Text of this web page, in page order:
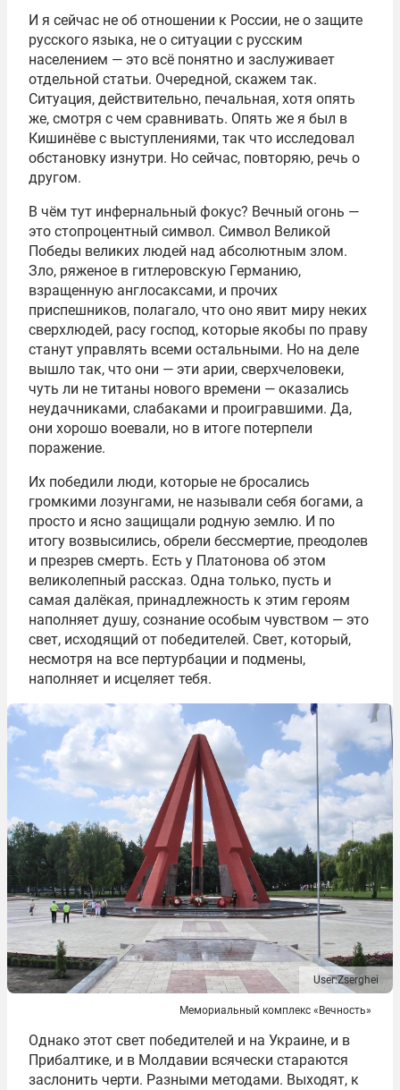
И я сейчас не об отношении к России, не о защите
русского языка, не о ситуации с русским
населением — это всё понятно и заслуживает
отдельной статьи. Очередной, скажем так.
Ситуация, действительно, печальная, хотя опять
же, смотря с чем сравнивать. Опять же я был в
Кишинёве с выступлениями, так что исследовал
обстановку изнутри. Но сейчас, повторяю, речь о
другом.
В чём тут инфернальный фокус? Вечный огонь —
это стопроцентный символ. Символ Великой
Победы великих людей над абсолютным злом.
Зло, ряженое в гитлеровскую Германию,
взращенную англосаксами, и прочих
приспешников, полагало, что оно явит миру неких
сверхлюдей, расу господ, которые якобы по праву
станут управлять всеми остальными. Но на деле
вышло так, что они — эти арии, сверхчеловеки,
чуть ли не титаны нового времени — оказались
неудачниками, слабаками и проигравшими. Да,
они хорошо воевали, но в итоге потерпели
поражение.
Их победили люди, которые не бросались
громкими лозунгами, не называли себя богами, а
просто и ясно защищали родную землю. И по
итогу возвысились, обрели бессмертие, преодолев
и презрев смерть. Есть у Платонова об этом
великолепный рассказ. Одна только, пусть и
самая далёкая, принадлежность к этим героям
наполняет душу, сознание особым чувством — это
свет, исходящий от победителей. Свет, который,
несмотря на все пертурбации и подмены,
наполняет и исцеляет тебя.
User:Zserghei
Мемориальный комплекс «Вечность»
Однако этот свет победителей и на Украине, и в
Прибалтике, и в Молдавии всячески стараются
заслонить черти. Разными методами. Выходят, к